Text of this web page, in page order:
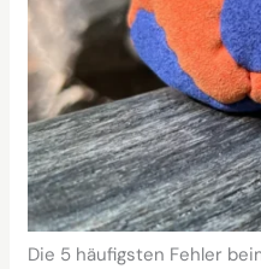
Die 5 häufigsten Fehler